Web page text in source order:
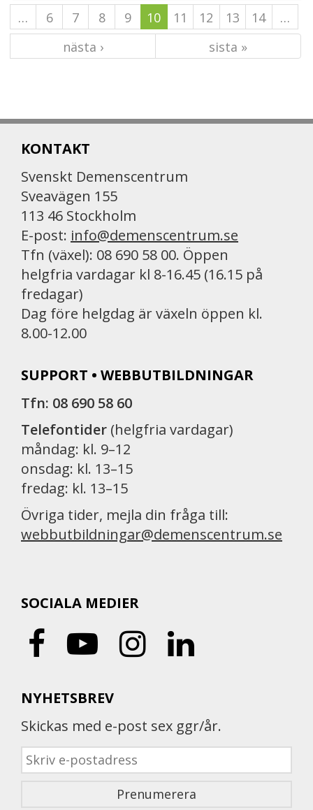
…
6 7 8 9 10 11 12 13 14
…
nästa ›
sista »
KONTAKT
Svenskt Demenscentrum
Sveavägen 155
113 46 Stockholm
E-post: info@demenscentrum.se
Tfn (växel): 08 690 58 00. Öppen
helgfria vardagar kl 8-16.45 (16.15 på
fredagar)
Dag före helgdag är växeln öppen kl.
8.00-12.00
SUPPORT • WEBBUTBILDNINGAR
Tfn: 08 690 58 60
Telefontider (helgfria vardagar)
måndag: kl. 9–12
onsdag: kl. 13–15
fredag: kl. 13–15
Övriga tider, mejla din fråga till:
webbutbildningar@demenscentrum.se
SOCIALA MEDIER
NYHETSBREV
Skickas med e-post sex ggr/år.